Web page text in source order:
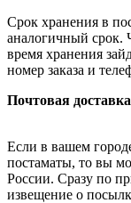
Срок хранения в
аналогичный срок.
время хранения
номер заказа и
Почтовая доставка
Если в вашем
постаматы, то вы
России. Сразу по
извещение о